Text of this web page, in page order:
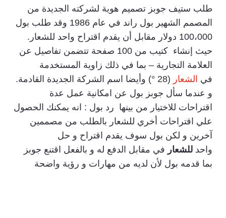
طلب ستيف جوبز تصميم هوية لشركته الجديدة من
المصمم الشهير بول راند في عام 1986 وقد طلب بول
100،000 دولار مقابل أن يقدم اقتراح واحد للشعار.
حيث إنشاء كتيب من 100 صفحة تتضمن تفاصيل عن
العلامة التجارية – بما في ذلك زاوية المستخدمة
في الشعار
(28 °) وأيضا اسم الشركة الجديدة القادمة.
و عندما سأل جوبز بول عن امكانية عمل عدة
اقتراحات للاختيار من بينها رد بول : انه يمكنك الحصول
علي اقتراحات أخري للشعار بالطلب من مصممين
آخرين و لكن بول سوف يقدم اقتراح و حل
واحد للشعار في مقابل الدفع له و بالفعل اقتنع جوبز
بما قدمه بول لأن لديه من مهارات و رؤية واضحة